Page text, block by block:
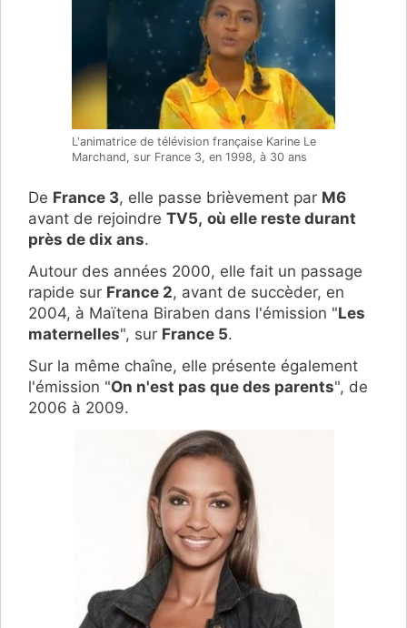
L'animatrice de télévision française Karine Le
Marchand, sur France 3, en 1998, à 30 ans
De France 3, elle passe brièvement par M6
avant de rejoindre TV5, où elle reste durant
près de dix ans.
Autour des années 2000, elle fait un passage
rapide sur France 2, avant de succèder, en
2004, à Maïtena Biraben dans l'émission "Les
maternelles", sur France 5.
Sur la même chaîne, elle présente également
l'émission "On n'est pas que des parents", de
2006 à 2009.